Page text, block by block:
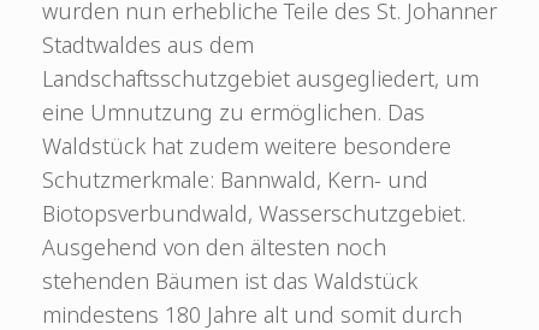
wurden nun erhebliche Teile des St. Johanner
Stadtwaldes aus dem
Landschaftsschutzgebiet ausgegliedert, um
eine Umnutzung zu ermöglichen. Das
Waldstück hat zudem weitere besondere
Schutzmerkmale: Bannwald, Kern- und
Biotopsverbundwald, Wasserschutzgebiet.
Ausgehend von den ältesten noch
stehenden Bäumen ist das Waldstück
mindestens 180 Jahre alt und somit durch